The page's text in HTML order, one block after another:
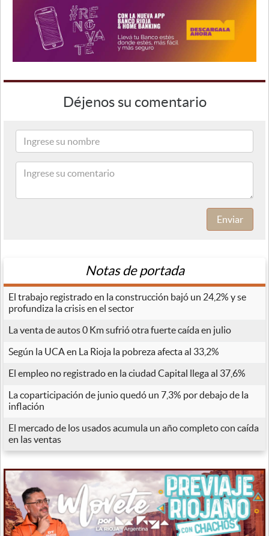
Déjenos su comentario
Enviar
Notas de portada
El trabajo registrado en la construcción bajó un 24,2% y se
profundiza la crisis en el sector
La venta de autos 0 Km sufrió otra fuerte caída en julio
Según la UCA en La Rioja la pobreza afecta al 33,2%
El empleo no registrado en la ciudad Capital llega al 37,6%
La coparticipación de junio quedó un 7,3% por debajo de la
inflación
El mercado de los usados acumula un año completo con caída
en las ventas